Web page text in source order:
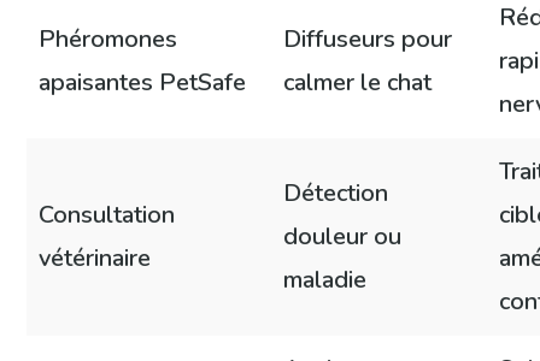
Phéromones
apaisantes PetSafe
Diffuseurs pour
calmer le chat
Consultation
vétérinaire
Détection
douleur ou
maladie